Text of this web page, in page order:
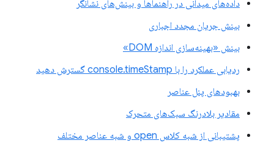
داده‌های میدانی در راهنماها و بینش‌های نشانگر
بینش جریان مجدد اجباری
بینش «بهینه‌سازی اندازه DOM»
ردیابی عملکرد را با console.timeStamp گسترش دهید
بهبودهای پنل عناصر
مقادیر بلادرنگ سبک‌های متحرک
پشتیبانی از شبه کلاس open و شبه عناصر مختلف